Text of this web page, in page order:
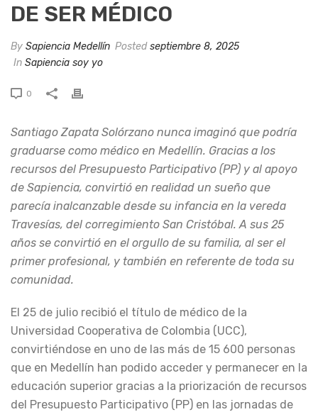
DE SER MÉDICO
By Sapiencia Medellín Postedseptiembre 8, 2025
In Sapiencia soy yo
0
Santiago Zapata Solórzano nunca imaginó que podría
graduarse como médico en Medellín. Gracias a los
recursos del Presupuesto Participativo (PP) y al apoyo
de Sapiencia, convirtió en realidad un sueño que
parecía inalcanzable desde su infancia en la vereda
Travesías, del corregimiento San Cristóbal. A sus 25
años se convirtió en el orgullo de su familia, al ser el
primer profesional, y también en referente de toda su
comunidad.
El 25 de julio recibió el título de médico de la
Universidad Cooperativa de Colombia (UCC),
convirtiéndose en uno de las más de 15 600 personas
que en Medellín han podido acceder y permanecer en la
educación superior gracias a la priorización de recursos
del Presupuesto Participativo (PP) en las jornadas de